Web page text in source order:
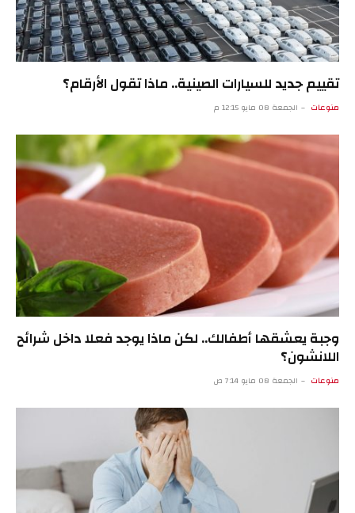
تقييم جديد للسيارات الصينية.. ماذا تقول الأرقام؟
منوعات الجمعة 08 مايو 12:15 م
وجبة يعشقها أطفالك.. لكن ماذا يوجد فعلا داخل شرائح
اللانشون؟
منوعات الجمعة 08 مايو 7:14 ص